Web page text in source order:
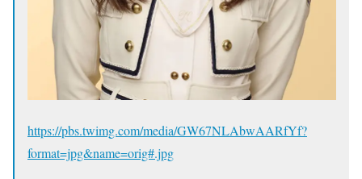
https://pbs.twimg.com/media/GW67NLAbwAARfYf?
format=jpg&name=orig#.jpg